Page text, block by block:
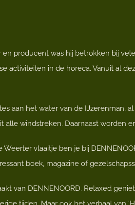
producent was hij betrokken bij
activiteiten in de horeca. Vanuit al
aan het water van de IJzerenman,
windstreken. Daarnaast worden
vlaaitje ben je bij
boek, magazine of
van DENNENOORD. Relaxed